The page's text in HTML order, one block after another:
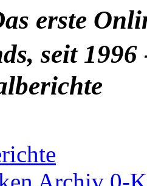
erste
seit